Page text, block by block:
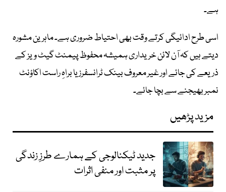
ہے۔
اسی طرح ادائیگی کرتے وقت بھی احتیاط ضروری ہے۔ ماہرین مشورہ
دیتے ہیں کہ آن لائن خریداری ہمیشہ محفوظ پیمنٹ گیٹ ویز کے
ذریعے کی جائے اور غیر معروف بینک ٹرانسفرز یا براہِ راست اکاؤنٹ
نمبر بھیجنے سے بچا جائے۔
مزید پڑھیں
جدید ٹیکنالوجی کے ہمارے طرزِ زندگی
پر مثبت اور منفی اثرات